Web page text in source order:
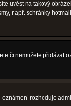
uvést na takový
např. schránky
či nemůžete přidávat
rozhoduje